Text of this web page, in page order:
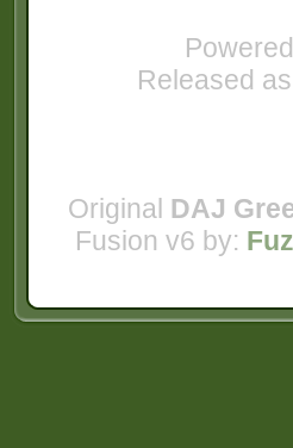
Released
Original DAJ
Fusion v6 by: